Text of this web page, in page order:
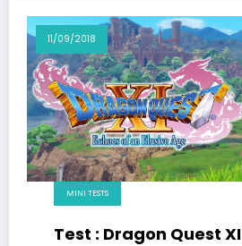
11/09/2018
MINI TESTS
Test : Dragon Quest XI